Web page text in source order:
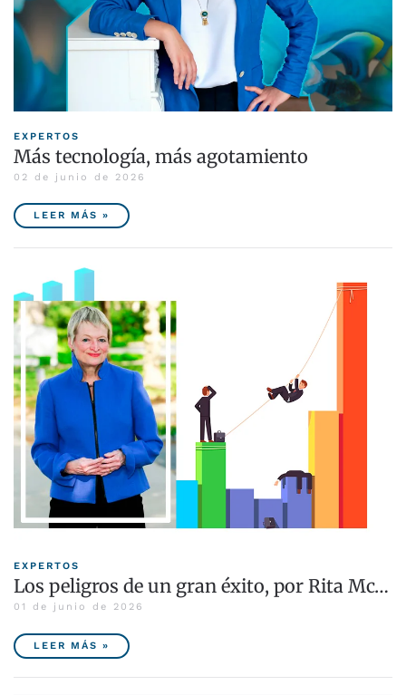
EXPERTOS
Más tecnología, más agotamiento
02 de junio de 2026
LEER MÁS »
EXPERTOS
Los peligros de un gran éxito, por Rita Mc…
01 de junio de 2026
LEER MÁS »